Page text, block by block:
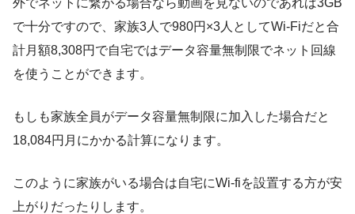
で十分ですので、家族3人で980円×3人としてWi-Fiだと合
計月額8,308円 で自宅ではデータ容量無制限でネット回線
を使うことができます。
もしも家族全員がデータ容量無制限に加入した場合だと
18,084円 月にかかる計算になります。
このように家族がいる場合は自宅にWi-fiを設置する方が安
上がり だったりします。